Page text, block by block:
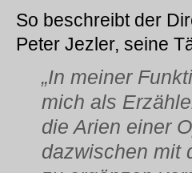
So beschreibt der
Peter Jezler, seine
„In meiner
mich als
die Arien einer
dazwischen mit